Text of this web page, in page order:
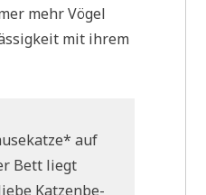
mehr Vögel
mit ihrem
auf
Bett liegt
Kat­zen­be­